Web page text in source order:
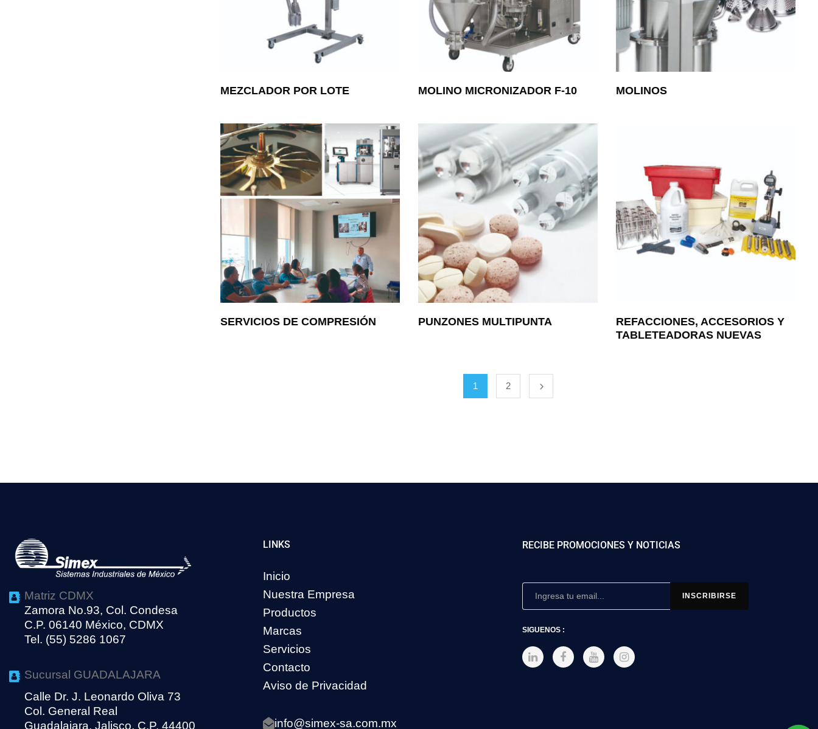
MEZCLADOR POR LOTE MOLINO MICRONIZADOR F-10 MOLINOS
SERVICIOS DE COMPRESIÓN PUNZONES MULTIPUNTA
REFACCIONES, ACCESORIOS Y
TABLETEADORAS NUEVAS
1 2
Matriz CDMX
Zamora No.93, Col. Condesa
C.P. 06140 México, CDMX
Tel. (55) 5286 1067
Sucursal GUADALAJARA
Calle Dr. J. Leonardo Oliva 73
Col. General Real
Guadalajara, Jalisco, C.P. 44400
LINKS
Inicio
Nuestra Empresa
Productos
Marcas
Servicios
Contacto
Aviso de Privacidad
info@simex-sa.com.mx
RECIBE PROMOCIONES Y NOTICIAS
SIGUENOS :